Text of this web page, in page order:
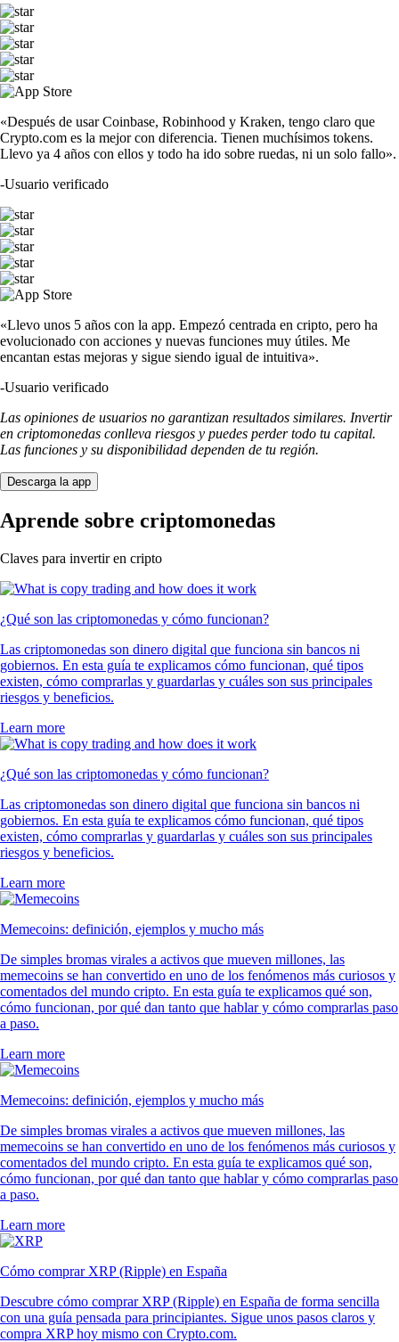
«Después de usar Coinbase, Robinhood y Kraken, tengo claro que
Crypto.com es la mejor con diferencia. Tienen muchísimos tokens.
Llevo ya 4 años con ellos y todo ha ido sobre ruedas, ni un solo fallo».
-Usuario verificado
«Llevo unos 5 años con la app. Empezó centrada en cripto, pero ha
evolucionado con acciones y nuevas funciones muy útiles. Me
encantan estas mejoras y sigue siendo igual de intuitiva».
-Usuario verificado
Las opiniones de usuarios no garantizan resultados similares. Invertir
en criptomonedas conlleva riesgos y puedes perder todo tu capital.
Las funciones y su disponibilidad dependen de tu región.
Descarga la app
Aprende sobre criptomonedas
Claves para invertir en cripto
¿Qué son las criptomonedas y cómo funcionan?
Las criptomonedas son dinero digital que funciona sin bancos ni
gobiernos. En esta guía te explicamos cómo funcionan, qué tipos
existen, cómo comprarlas y guardarlas y cuáles son sus principales
riesgos y beneficios.
Learn more
¿Qué son las criptomonedas y cómo funcionan?
Las criptomonedas son dinero digital que funciona sin bancos ni
gobiernos. En esta guía te explicamos cómo funcionan, qué tipos
existen, cómo comprarlas y guardarlas y cuáles son sus principales
riesgos y beneficios.
Learn more
Memecoins: definición, ejemplos y mucho más
De simples bromas virales a activos que mueven millones, las
memecoins se han convertido en uno de los fenómenos más curiosos y
comentados del mundo cripto. En esta guía te explicamos qué son,
cómo funcionan, por qué dan tanto que hablar y cómo comprarlas paso
a paso.
Learn more
Memecoins: definición, ejemplos y mucho más
De simples bromas virales a activos que mueven millones, las
memecoins se han convertido en uno de los fenómenos más curiosos y
comentados del mundo cripto. En esta guía te explicamos qué son,
cómo funcionan, por qué dan tanto que hablar y cómo comprarlas paso
a paso.
Learn more
Cómo comprar XRP (Ripple) en España
Descubre cómo comprar XRP (Ripple) en España de forma sencilla
con una guía pensada para principiantes. Sigue unos pasos claros y
compra XRP hoy mismo con Crypto.com.